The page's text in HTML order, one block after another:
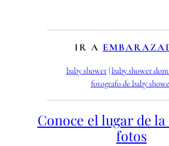
IR A
baby shower | baby shower
fotografo de baby
Conoce el lugar de la
fotos